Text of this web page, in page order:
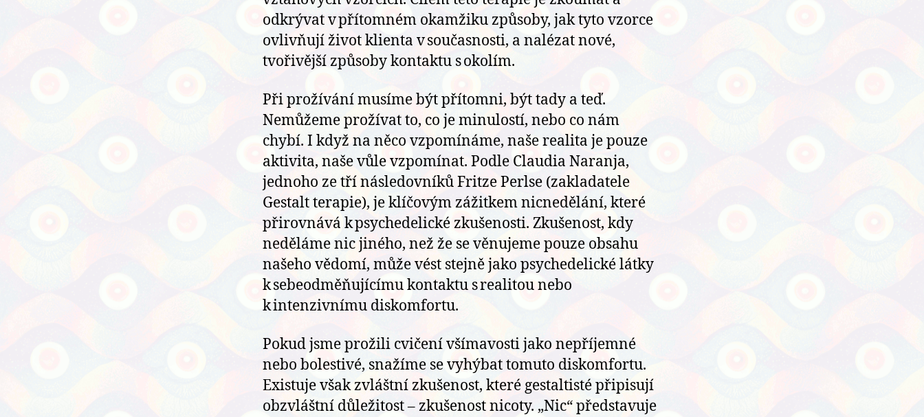
odkrývat v přítomném okamžiku způsoby, jak tyto vzorce
ovlivňují život klienta v současnosti, a nalézat nové,
tvořivější způsoby kontaktu s okolím.
Při prožívání musíme být přítomni, být tady a teď.
Nemůžeme prožívat to, co je minulostí, nebo co nám
chybí. I když na něco vzpomínáme, naše realita je pouze
aktivita, naše vůle vzpomínat. Podle Claudia Naranja,
jednoho ze tří následovníků Fritze Perlse (zakladatele
Gestalt terapie), je klíčovým zážitkem nicnedělání, které
přirovnává k psychedelické zkušenosti. Zkušenost, kdy
neděláme nic jiného, než že se věnujeme pouze obsahu
našeho vědomí, může vést stejně jako psychedelické látky
k sebeodměňujícímu kontaktu s realitou nebo
k intenzivnímu diskomfortu.
Pokud jsme prožili cvičení všímavosti jako nepříjemné
nebo bolestivé, snažíme se vyhýbat tomuto diskomfortu.
Existuje však zvláštní zkušenost, které gestaltisté připisují
obzvláštní důležitost – zkušenost nicoty. „Nic“ představuje